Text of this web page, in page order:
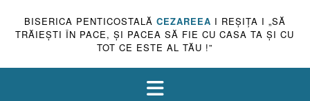
BISERICA PENTICOSTALĂ CEZAREEA I REŞIŢA I „SĂ
TRĂIEŞTI ÎN PACE, ŞI PACEA SĂ FIE CU CASA TA ŞI CU
TOT CE ESTE AL TĂU !”